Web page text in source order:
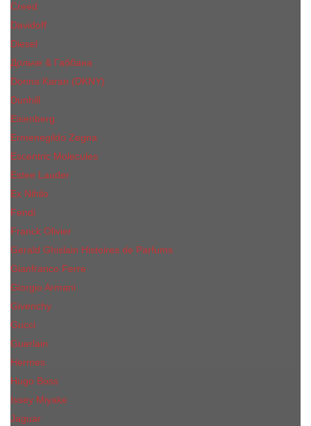
Creed
Davidoff
Diesel
Дольче & Габбана
Donna Karan (DKNY)
Dunhill
Eisenberg
Ermenegildo Zegna
Escentric Molecules
Еsteе Lаudеr
Ex Nihilo
Fendi
Franck Olivier
Gerald Ghislain Histoires de Parfums
Gianfranco Ferre
Giorgio Armani
Givenchy
Gucci
Guerlain
Hermes
Hugo Boss
Issey Miyake
Jaguar